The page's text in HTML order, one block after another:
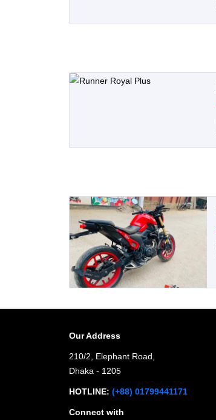
Our Address
210/2, Elephant Road,
Dhaka - 1205
HOTLINE: (+88) 01799441171
Connect with